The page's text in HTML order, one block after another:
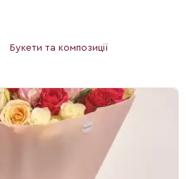
Букети та композиції